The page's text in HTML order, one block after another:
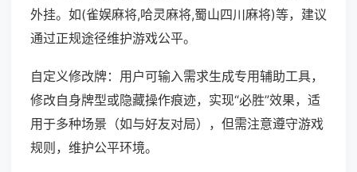
外挂。如(雀娱麻将,哈灵麻将,蜀山四川麻将)等，建议
通过正规途径维护游戏公平。
自定义修改牌：用户可输入需求生成专用辅助工具，
修改自身牌型或隐藏操作痕迹，实现“必胜”效果，适
用于多种场景（如与好友对局），但需注意遵守游戏
规则，维护公平环境。